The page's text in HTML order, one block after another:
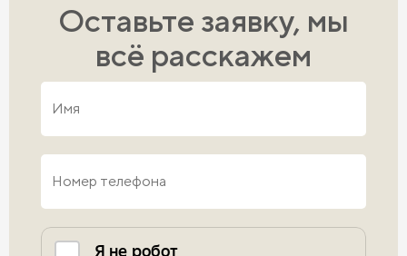
Оставьте заявку, мы
всё расскажем